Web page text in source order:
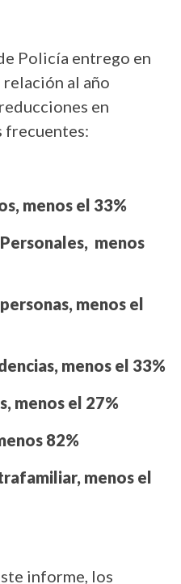
Policía entrego en
al año
en
frecuentes:
menos el 33%
menos
menos el
menos el 33%
menos el 27%
82%
menos el
informe, los